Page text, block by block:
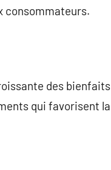
consommateurs.
des
qui favorisent